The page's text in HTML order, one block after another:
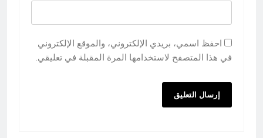
احفظ اسمي، بريدي الإلكتروني، والموقع الإلكتروني
في هذا المتصفح لاستخدامها المرة المقبلة في تعليقي.